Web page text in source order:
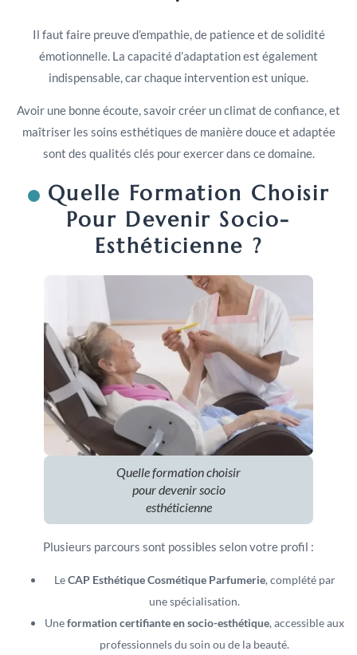
Il faut faire preuve d’empathie, de patience et de solidité
émotionnelle. La capacité d’adaptation est également
indispensable, car chaque intervention est unique.
Avoir une bonne écoute, savoir créer un climat de confiance, et
maîtriser les soins esthétiques de manière douce et adaptée
sont des qualités clés pour exercer dans ce domaine.
Quelle Formation Choisir
Pour Devenir Socio-
Esthéticienne ?
Quelle formation choisir
pour devenir socio
esthéticienne
Plusieurs parcours sont possibles selon votre profil :
LeCAP Esthétique Cosmétique Parfumerie, complété par
une spécialisation.
Uneformation certifiante en socio-esthétique, accessible aux
professionnels du soin ou de la beauté.